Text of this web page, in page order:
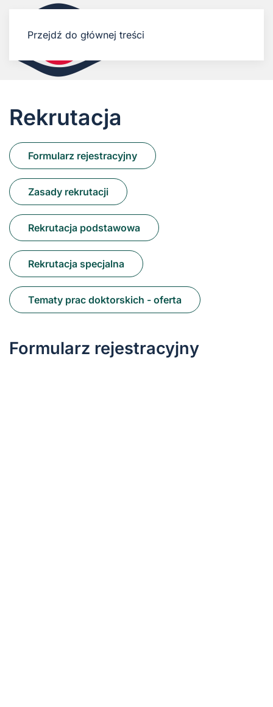
Przejdź do głównej treści
Rekrutacja
Formularz rejestracyjny
Zasady rekrutacji
Rekrutacja podstawowa
Rekrutacja specjalna
Tematy prac doktorskich - oferta
Formularz rejestracyjny